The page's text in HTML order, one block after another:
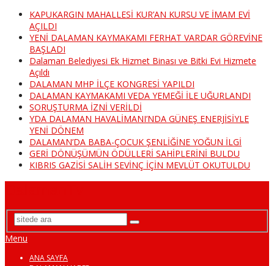
KAPUKARGIN MAHALLESİ KUR’AN KURSU VE İMAM EVİ
AÇILDI
YENİ DALAMAN KAYMAKAMI FERHAT VARDAR GÖREVİNE
BAŞLADI
Dalaman Belediyesi Ek Hizmet Binası ve Bitki Evi Hizmete
Açıldı
DALAMAN MHP İLÇE KONGRESİ YAPILDI
DALAMAN KAYMAKAMI VEDA YEMEĞİ İLE UĞURLANDI
SORUŞTURMA İZNİ VERİLDİ
YDA DALAMAN HAVALİMANI’NDA GÜNEŞ ENERJİSİYLE
YENİ DÖNEM
DALAMAN’DA BABA-ÇOCUK ŞENLİĞİNE YOĞUN İLGİ
GERİ DÖNÜŞÜMÜN ÖDÜLLERİ SAHİPLERİNİ BULDU
KIBRIS GAZİSİ SALİH SEVİNÇ İÇİN MEVLÜT OKUTULDU
Menu
ANA SAYFA